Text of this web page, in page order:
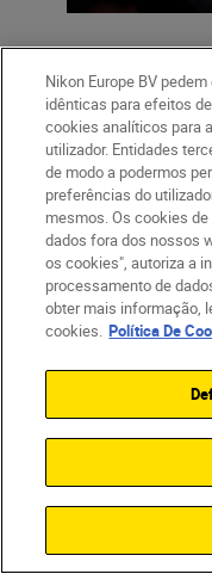
Escudo do
O novo
protege o
digitais
Objetiva após
protegido,
Nikon Europe BV
idênticas para efeitos
cookies analíticos para
utilizador. Entidades
de modo a podermos
preferências do
mesmos. Os cookies
dados fora dos nossos
os cookies", autoriza a
processamento de
obter mais informação,
cookies. Política De